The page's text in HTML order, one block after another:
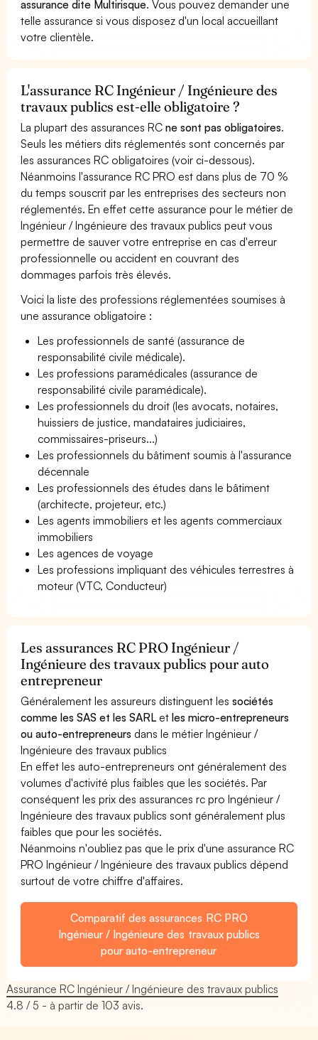
assurance dite Multirisque. Vous pouvez demander une
telle assurance si vous disposez d'un local accueillant
votre clientèle.
L'assurance RC Ingénieur / Ingénieure des
travaux publics est-elle obligatoire ?
La plupart des assurances RCne sont pas obligatoires.
Seuls les métiers dits réglementés sont concernés par
les assurances RC obligatoires (voir ci-dessous).
Néanmoins l'assurance RC PRO est dans plus de 70 %
du temps souscrit par les entreprises des secteurs non
réglementés. En effet cette assurance pour le métier de
Ingénieur / Ingénieure des travaux publics peut vous
permettre de sauver votre entreprise en cas d'erreur
professionnelle ou accident en couvrant des
dommages parfois très élevés.
Voici la liste des professions réglementées soumises à
une assurance obligatoire :
Les professionnels de santé (assurance de
responsabilité civile médicale).
Les professions paramédicales (assurance de
responsabilité civile paramédicale).
Les professionnels du droit (les avocats, notaires,
huissiers de justice, mandataires judiciaires,
commissaires-priseurs...)
Les professionnels du bâtiment soumis à l'assurance
décennale
Les professionnels des études dans le bâtiment
(architecte, projeteur, etc.)
Les agents immobiliers et les agents commerciaux
immobiliers
Les agences de voyage
Les professions impliquant des véhicules terrestres à
moteur (VTC, Conducteur)
Les assurances RC PRO Ingénieur /
Ingénieure des travaux publics pour auto
entrepreneur
Généralement les assureurs distinguent lessociétés
comme les SAS et les SARL etles micro-entrepreneurs
ou auto-entrepreneurs dans le métier Ingénieur /
Ingénieure des travaux publics
En effet les auto-entrepreneurs ont généralement des
volumes d'activité plus faibles que les sociétés. Par
conséquent les prix des assurances rc pro Ingénieur /
Ingénieure des travaux publics sont généralement plus
faibles que pour les sociétés.
Néanmoins n'oubliez pas que le prix d'une assurance RC
PRO Ingénieur / Ingénieure des travaux publics dépend
surtout de votre chiffre d'affaires.
Comparatif des assurances RC PRO
Ingénieur / Ingénieure des travaux publics
pour auto-entrepreneur
Assurance RC Ingénieur / Ingénieure des travaux publics
4.8 / 5 - à partir de103 avis.